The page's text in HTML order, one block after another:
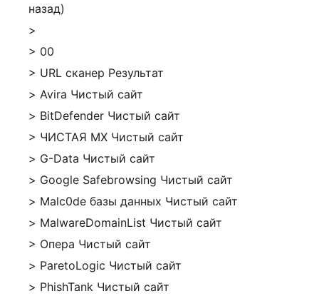
назад)
>
> 00
> URL сканер Результат
> Avira Чистый сайт
> BitDefender Чистый сайт
> ЧИСТАЯ MX Чистый сайт
> G-Data Чистый сайт
> Google Safebrowsing Чистый сайт
> Malc0de базы данных Чистый сайт
> MalwareDomainList Чистый сайт
> Опера Чистый сайт
> ParetoLogic Чистый сайт
> PhishTank Чистый сайт